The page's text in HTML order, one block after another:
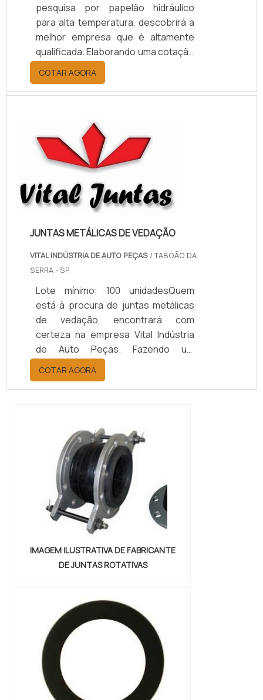
pesquisa por papelão hidráulico
para alta temperatura, descobrirá a
melhor empresa que é altamente
qualificada. Elaborando uma cotação
por meio da plataforma e
descobrindo a melhor referência do
mercado.MAIS INFORMAÇÕES
HIDRÁULICO PARA ALTA
TEMPERATURASe alguém pesquisar
papelão hidráulico para alta
temperatura encontra na internet a
kaelved. Uma empresa com alto
know-how em laudos ...
COTAR AGORA
JUNTAS METÁLICAS DE VEDAÇÃO
VITAL INDÚSTRIA DE AUTO PEÇAS / TABOÃO DA
SERRA - SP
Lote mínimo: 100 unidadesQuem
está à procura de juntas metálicas
de vedação, encontrará com
certeza na empresa Vital Indústria
de Auto Peças. Fazendo um
orçamento por meio da maior
empresa da área, é possível achar a
sofisticação, qualidade e preço
vedação, com a melhor mão de obra
da Vital Indústria de Auto Peças, o
cliente receberá ótima qualidade
com responsabilidade ambient...
COTAR AGORA
IMAGEM ILUSTRATIVA DE FABRICANTE
DE JUNTAS ROTATIVAS